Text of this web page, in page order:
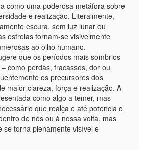
como uma poderosa metáfora sobre
e realização. Literalmente,
escura, sem luz lunar ou
estrelas tornam-se visivelmente
ao olho humano.
que os períodos mais sombrios
como perdas, fracassos, dor ou
os precursores dos
maior clareza, força e realização. A
como algo a temer, mas
que realça e até potencia o
de nós ou à nossa volta, mas
se torna plenamente visível e